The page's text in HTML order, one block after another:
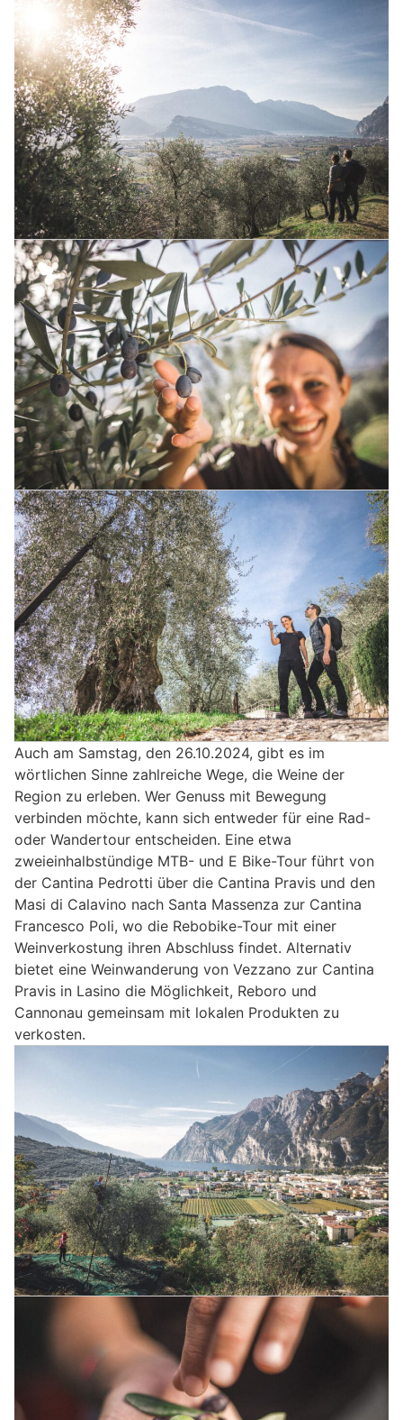
Auch am Samstag, den 26.10.2024, gibt es im
wörtlichen Sinne zahlreiche Wege, die Weine der
Region zu erleben. Wer Genuss mit Bewegung
verbinden möchte, kann sich entweder für eine Rad-
oder Wandertour entscheiden. Eine etwa
zweieinhalbstündige MTB- und E­ Bike-Tour führt von
der Cantina Pedrotti über die Cantina Pravis und den
Masi di Calavino nach Santa Massenza zur Cantina
Francesco Poli, wo die Rebobike-Tour mit einer
Weinverkostung ihren Abschluss findet. Alternativ
bietet eine Weinwanderung von Vezzano zur Cantina
Pravis in Lasino die Möglichkeit, Reboro und
Cannonau gemeinsam mit lokalen Produkten zu
verkosten.